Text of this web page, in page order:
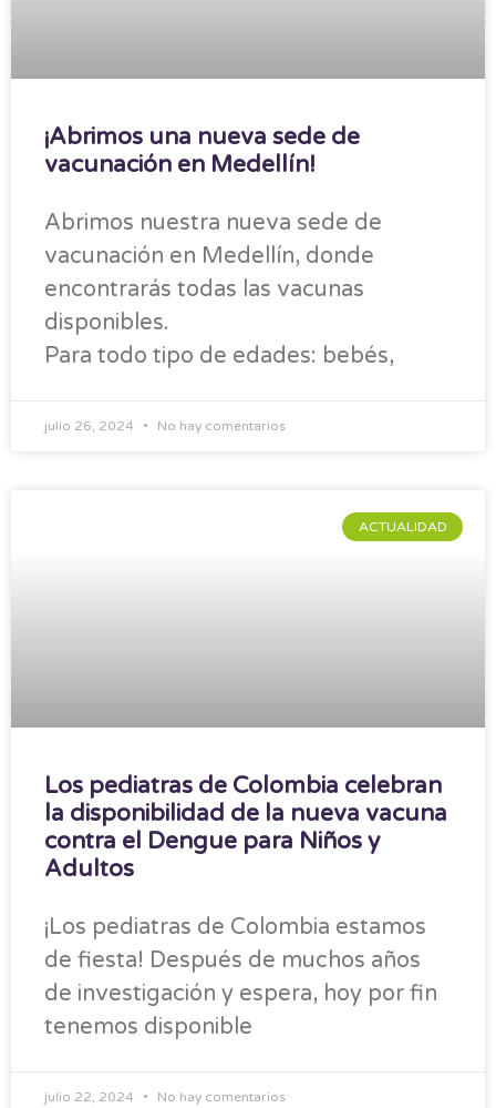
¡Abrimos una nueva sede de
vacunación en Medellín!
Abrimos nuestra nueva sede de
vacunación en Medellín, donde
encontrarás todas las vacunas
disponibles.
Para todo tipo de edades: bebés,
julio 26, 2024 No hay comentarios
ACTUALIDAD
Los pediatras de Colombia celebran
la disponibilidad de la nueva vacuna
contra el Dengue para Niños y
Adultos
¡Los pediatras de Colombia estamos
de fiesta! Después de muchos años
de investigación y espera, hoy por fin
tenemos disponible
julio 22, 2024 No hay comentarios